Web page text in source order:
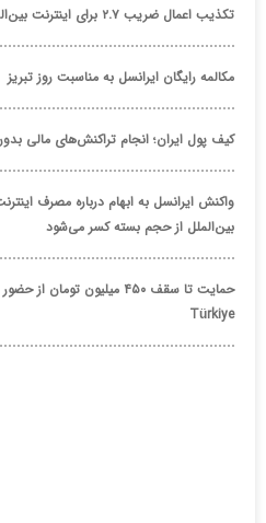
تکذیب اعمال ضریب ۲.۷ برای اینترنت بین‌الملل از سوی سازمان تنظیم مقررات
مکالمه رایگان ایرانسل به مناسبت روز تبریز
کیف پول ایران؛ انجام تراکنش‌های مالی
واکنش ایرانسل به ابهام درباره مصرف
بین‌الملل از حجم بسته کسر می‌شود
Türkiye